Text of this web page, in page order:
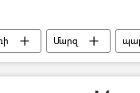
Մարզ